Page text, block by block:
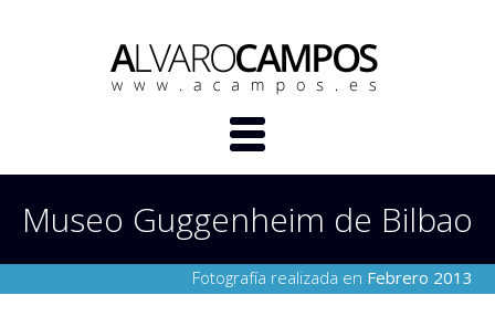
Museo Guggenheim de Bilbao
Fotografía realizada en Febrero 2013